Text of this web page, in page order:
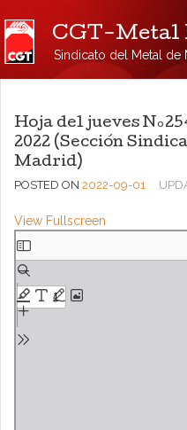
CGT-Metal
Sindicato del Metal de
Hoja del jueves
2022 (Sección
Madrid)
POSTED ON 2022-09-01
View Fullscreen
Saltar
al
contenido
del
PDF